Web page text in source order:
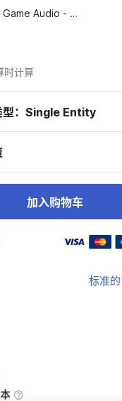
Brooklyn Game Audio - Retro and Chiptune Collection
时计算
型：Single Entity
加入购物车
标准